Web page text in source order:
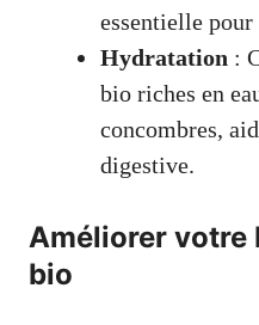
essentielle
Hydratation :
bio riches en
concombres,
digestive.
Améliorer votre
bio